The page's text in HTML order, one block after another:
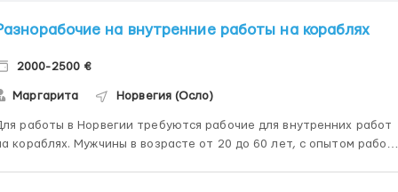
на внутренние работы на кораблях
2000-2500 €
Маргарита Норвегия (Осло)
работы в Норвегии требуются рабочие для внутренних работ
кораблях. Мужчины в возрасте от 20 до 60 лет, с опытом